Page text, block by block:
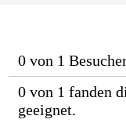
0 von 1
0 von 1 fanden
geeignet.